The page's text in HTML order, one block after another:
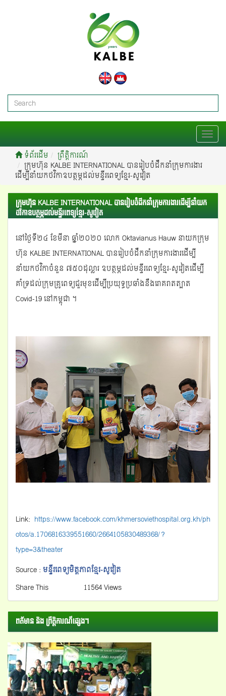
T
o
e
n
g
ទំព័រដើម
ព្រឹត្តិការណ៍
ក្រុមហ៊ុន KALBE INTERNATIONAL បានរៀបចំដឹកនាំក្រុមការងារ
ដើម្បីនាំយកថវិកាឧបត្ថម្ភដល់មន្ទីរពេទ្យខ្មែរ-សូវៀត
ក្រុមហ៊ុន KALBE INTERNATIONAL បានរៀបចំដឹកនាំក្រុមការងារដើម្បីនាំយក
ថវិកាឧបត្ថម្ភដល់មន្ទីរពេទ្យខ្មែរ-សូវៀត
នៅថ្ងៃទី២៤ ខែមីនា ឆ្នាំ២០២០ លោក Oktavianus Hauw នាយកក្រុម
ហ៊ុន KALBE INTERNATIONAL បានរៀបចំដឹកនាំក្រុមការងារដើម្បី
នាំយកថវិកាចំនួន ៧៥០ដុល្លារ ឧបត្ថម្ភដល់មន្ទីរពេទ្យខ្មែរ-សូវៀតដើម្បី
គាំទ្រដល់ក្រុមគ្រូពេទ្យជួរមុខដើម្បីប្រយុទ្ធប្រឆាំងនឹងរោគរាតត្បាត
Covid-19 នៅកម្ពុជា ។
Link: https://www.facebook.com/khmersoviethospital.org.kh/ph
otos/a.1706816339551660/2664105830489368/?
type=3&theater
Source : មន្ទីរពេទ្យមិត្តភាពខ្មែរ-សូវៀត
Share This
11564 Views
ពត័មាន និង ព្រឺត្តិការណ៏ផ្សេងៗ